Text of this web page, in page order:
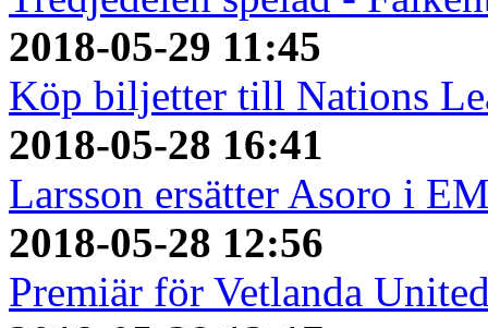
2018-05-29 11:45
Köp biljetter till Nations
2018-05-28 16:41
Larsson ersätter Asoro i
2018-05-28 12:56
Premiär för Vetlanda